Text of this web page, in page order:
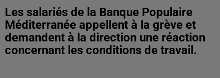
Les salariés de la Banque Populaire
Méditerranée appellent à la grève et
demandent à la direction une réaction
concernant les conditions de travail.